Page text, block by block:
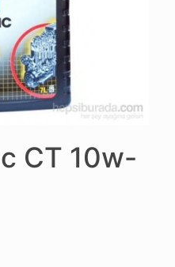
CT 10w-